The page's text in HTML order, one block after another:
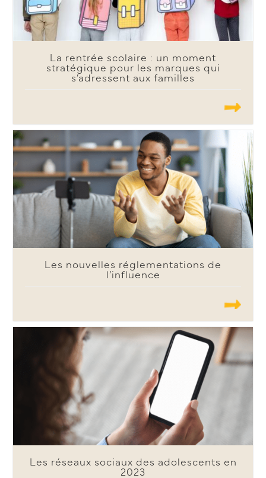
La rentrée scolaire : un moment
stratégique pour les marques qui
s’adressent aux familles
.......
Les nouvelles réglementations de
l’influence
.......
Les réseaux sociaux des adolescents en
2023